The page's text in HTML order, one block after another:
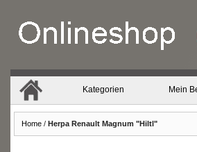
Kategorien Mein
Home / Herpa Renault Magnum "Hiltl"